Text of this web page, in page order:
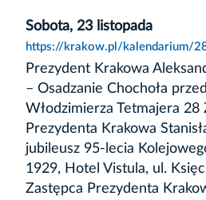
Sobota, 23 listopada
https://krakow.pl/kalendarium/
Prezydent Krakowa
– Osadzanie Chochoła
Włodzimierza Tetmajera 28
Prezydenta Krakowa
jubileusz 95-lecia
1929, Hotel Vistula, ul.
Zastępca Prezydenta